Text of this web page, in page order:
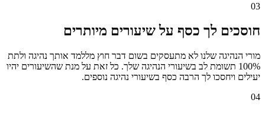
03
חוסכים לך כסף על שיעורים מיותרים
מורי הנהיגה שלנו לא מתעסקים בשום דבר חוץ מללמד אותך נהיגה ולתת
100% תשומת לב בשיעורי הנהיגה שלך. כל זאת על מנת שהשיעורים יהיו
יעילים ויחסכו לך הרבה כסף בשיעורי נהיגה נוספים.
04